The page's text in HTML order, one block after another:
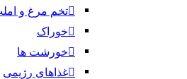
تخم مرغ و
خوراک
خورشت ها
غذاهای رژیمی